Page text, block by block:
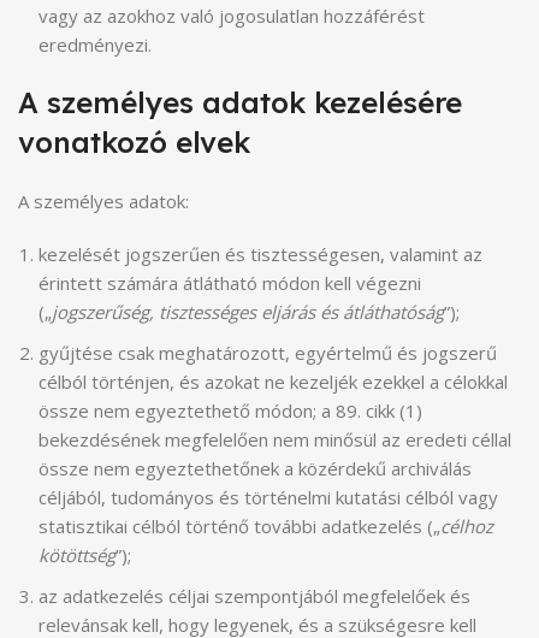
vagy az azokhoz való jogosulatlan hozzáférést
eredményezi.
A személyes adatok kezelésére
vonatkozó elvek
A személyes adatok:
kezelését jogszerűen és tisztességesen, valamint az
érintett számára átlátható módon kell végezni
(„jogszerűség, tisztességes eljárás és átláthatóság”);
gyűjtése csak meghatározott, egyértelmű és jogszerű
célból történjen, és azokat ne kezeljék ezekkel a célokkal
össze nem egyeztethető módon; a 89. cikk (1)
bekezdésének megfelelően nem minősül az eredeti céllal
össze nem egyeztethetőnek a közérdekű archiválás
céljából, tudományos és történelmi kutatási célból vagy
statisztikai célból történő további adatkezelés („célhoz
kötöttség”);
az adatkezelés céljai szempontjából megfelelőek és
relevánsak kell, hogy legyenek, és a szükségesre kell